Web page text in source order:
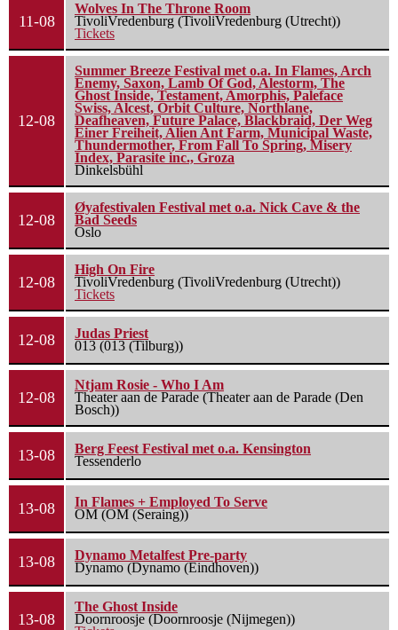
11-08
Wolves In The Throne Room
TivoliVredenburg (TivoliVredenburg (Utrecht))
Tickets
12-08
Summer Breeze Festival met o.a. In Flames, Arch
Enemy, Saxon, Lamb Of God, Alestorm, The
Ghost Inside, Testament, Amorphis, Paleface
Swiss, Alcest, Orbit Culture, Northlane,
Deafheaven, Future Palace, Blackbraid, Der Weg
Einer Freiheit, Alien Ant Farm, Municipal Waste,
Thundermother, From Fall To Spring, Misery
Index, Parasite inc., Groza
Dinkelsbühl
12-08
Øyafestivalen Festival met o.a. Nick Cave & the
Bad Seeds
Oslo
12-08
High On Fire
TivoliVredenburg (TivoliVredenburg (Utrecht))
Tickets
12-08
Judas Priest
013 (013 (Tilburg))
12-08
Ntjam Rosie - Who I Am
Theater aan de Parade (Theater aan de Parade (Den
Bosch))
13-08
Berg Feest Festival met o.a. Kensington
Tessenderlo
13-08
In Flames + Employed To Serve
OM (OM (Seraing))
13-08
Dynamo Metalfest Pre-party
Dynamo (Dynamo (Eindhoven))
13-08
The Ghost Inside
Doornroosje (Doornroosje (Nijmegen))